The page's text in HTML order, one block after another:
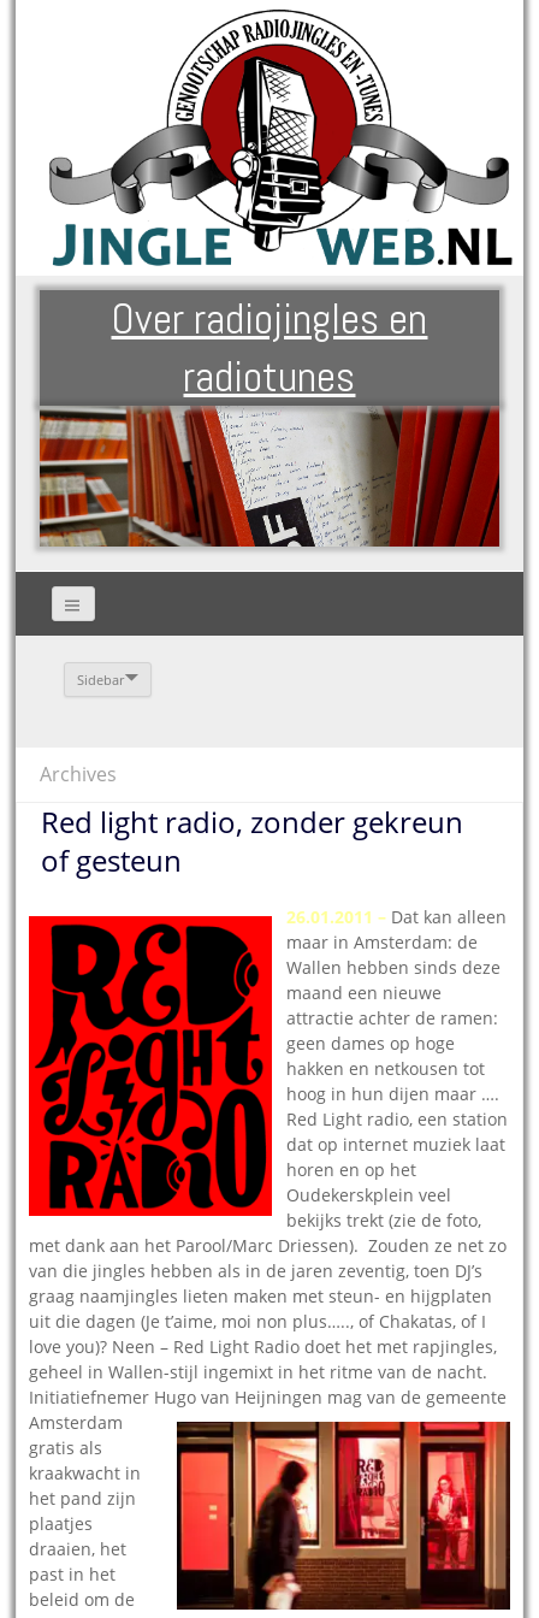
Over radiojingles en
radiotunes
Sidebar
Archives
Red light radio, zonder gekreun
of gesteun
26.01.2011 – Dat kan alleen
maar in Amsterdam: de
Wallen hebben sinds deze
maand een nieuwe
attractie achter de ramen:
geen dames op hoge
hakken en netkousen tot
hoog in hun dijen maar ….
Red Light radio, een station
dat op internet muziek laat
horen en op het
Oudekerskplein veel
bekijks trekt (zie de foto,
met dank aan het Parool/Marc Driessen). Zouden ze net zo
van die jingles hebben als in de jaren zeventig, toen DJ’s
graag naamjingles lieten maken met steun- en hijgplaten
uit die dagen (Je t’aime, moi non plus….., of Chakatas, of I
love you)? Neen – Red Light Radio doet het met rapjingles,
geheel in Wallen-stijl ingemixt in het ritme van de nacht.
Initiatiefnemer Hugo van Heijningen mag van de gemeente
Amsterdam
gratis als
kraakwacht in
het pand zijn
plaatjes
draaien, het
past in het
beleid om de